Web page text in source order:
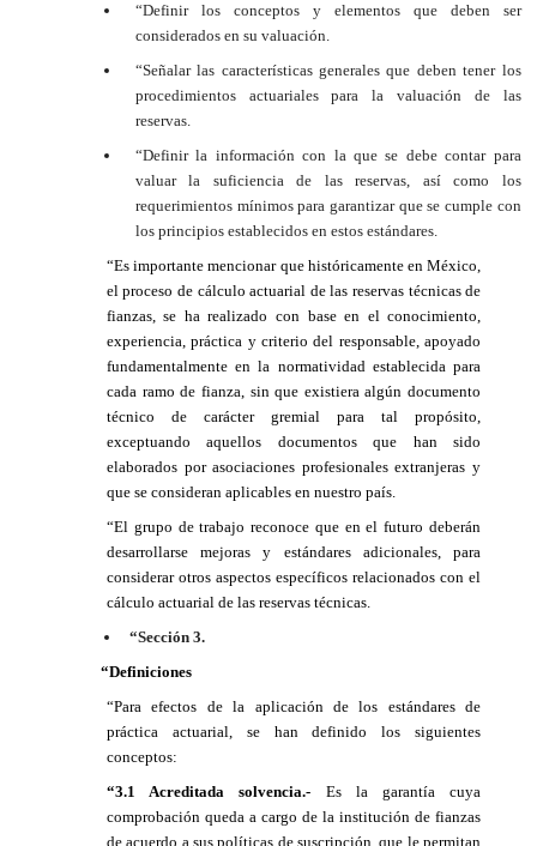
“Definir los conceptos y elementos que deben ser
considerados en su valuación.
“Señalar las características generales que deben tener los
procedimientos actuariales para la valuación de las
reservas.
“Definir la información con la que se debe contar para
valuar la suficiencia de las reservas, así como los
requerimientos mínimos para garantizar que se cumple con
los principios establecidos en estos estándares.
“Es importante mencionar que históricamente en México,
el proceso de cálculo actuarial de las reservas técnicas de
fianzas, se ha realizado con base en el conocimiento,
experiencia, práctica y criterio del responsable, apoyado
fundamentalmente en la normatividad establecida para
cada ramo de fianza, sin que existiera algún documento
técnico de carácter gremial para tal propósito,
exceptuando aquellos documentos que han sido
elaborados por asociaciones profesionales extranjeras y
que se consideran aplicables en nuestro país.
“El grupo de trabajo reconoce que en el futuro deberán
desarrollarse mejoras y estándares adicionales, para
considerar otros aspectos específicos relacionados con el
cálculo actuarial de las reservas técnicas.
“Sección 3.
“Definiciones
“Para efectos de la aplicación de los estándares de
práctica actuarial, se han definido los siguientes
conceptos:
“3.1 Acreditada solvencia.- Es la garantía cuya
comprobación queda a cargo de la institución de fianzas
de acuerdo a sus políticas de suscripción, que le permitan